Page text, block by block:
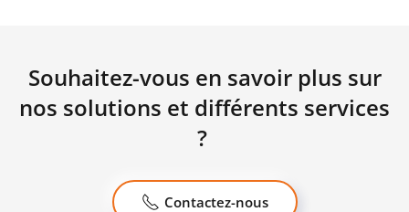
Souhaitez-vous en savoir plus sur
nos solutions et différents services
?
Contactez-nous